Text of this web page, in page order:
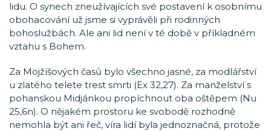
lidu. O synech zneužívajících své postavení k osobnímu
obohacování už jsme si vyprávěli při rodinných
bohoslužbách. Ale ani lid není v té době v příkladném
vztahu s Bohem.
Za Mojžíšových časů bylo všechno jasné, za modlářství
u zlatého telete trest smrti (Ex 32,27). Za manželství s
pohanskou Midjánkou propíchnout oba oštěpem (Nu
25,6n). O nějakém prostoru ke svobodě rozhodně
nemohla být ani řeč, víra lidí byla jednoznačná, protože